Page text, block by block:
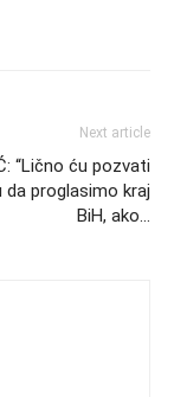
Next article
“Lično ću pozvati
da proglasimo kraj
BiH, ako…